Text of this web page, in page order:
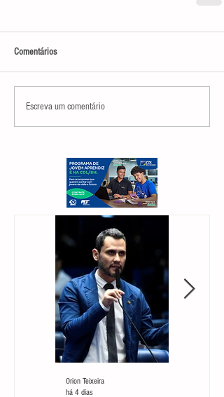
Comentários
Escreva um comentário
Orion Teixeira
há 4 dias